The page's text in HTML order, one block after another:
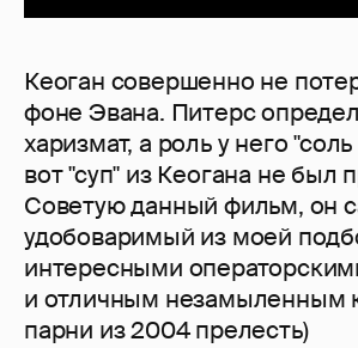
Кеоган совершенно не
фоне Эвана. Питерс
харизмат, а роль у него "соль
вот "суп" из Кеогана не был
Советую данный фильм, он
удобоваримый из моей
интересными
и отличным незамыленным
парни из 2004 прелесть)